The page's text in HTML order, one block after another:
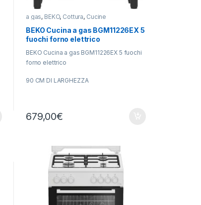
a gas, BEKO, Cottura, Cucine
BEKO Cucina a gas BGM11226EX 5
fuochi forno elettrico
BEKO Cucina a gas BGM11226EX 5 fuochi
forno elettrico
90 CM DI LARGHEZZA
679,00€